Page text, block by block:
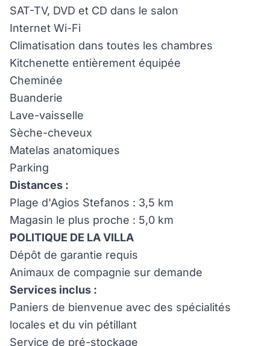
SAT-TV, DVD et CD dans le salon
Internet Wi-Fi
Climatisation dans toutes les chambres
Kitchenette entièrement équipée
Cheminée
Buanderie
Lave-vaisselle
Sèche-cheveux
Matelas anatomiques
Parking
Distances :
Plage d'Agios Stefanos : 3,5 km
Magasin le plus proche : 5,0 km
POLITIQUE DE LA VILLA
Dépôt de garantie requis
Animaux de compagnie sur demande
Services inclus :
Paniers de bienvenue avec des spécialités
locales et du vin pétillant
Service de pré-stockage